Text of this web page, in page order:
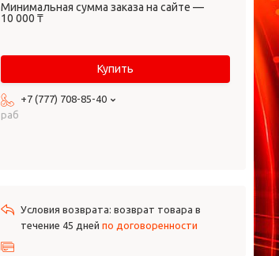
Минимальная сумма заказа на сайте —
10 000 ₸
Купить
+7 (777) 708-85-40
раб
возврат товара в
течение 45 дней по договоренности